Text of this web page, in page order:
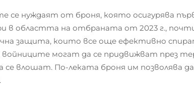
се нуждаят от броня, която осигурява
в областта на отбраната от 2023 г.,
защита, които все още ефективно
могат да се придвижват през
се влошат. По-леката броня им позволява